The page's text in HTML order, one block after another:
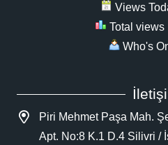
Views
Total views
Who's
Piri Mehmet Paşa Mah.
Apt. No:8 K.1 D.4 Silivri /